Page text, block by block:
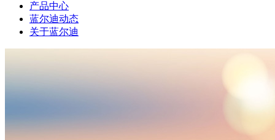
产品中心
蓝尔迪动态
关于蓝尔迪